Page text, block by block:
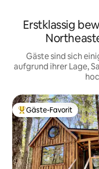
Erstklassig
Gäste sind sich
aufgrund ihrer Lage,
Beliebter Gäste-Favorit.
Gäste-Favorit